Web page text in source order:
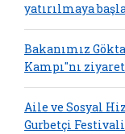
yatırılmaya
Bakanımız
Kampı"nı
Aile ve Sosyal
Gurbetçi